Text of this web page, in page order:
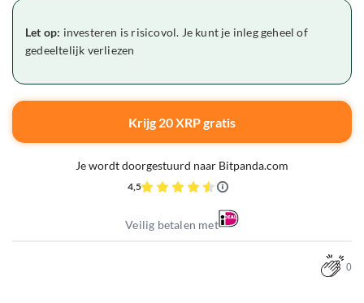
Let op: investeren is risicovol. Je kunt je inleg geheel of
gedeeltelijk verliezen
Krijg 20 XRP gratis
Je wordt doorgestuurd naar Bitpanda.com
4,5
Veilig betalen met
0